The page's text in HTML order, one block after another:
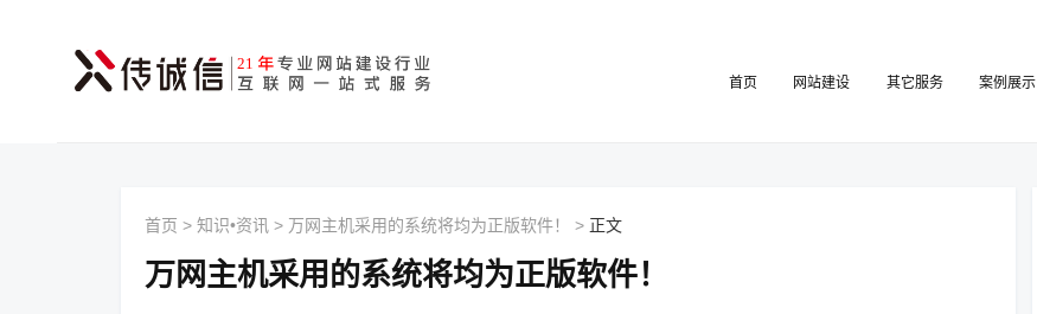
首页 网站建设 其它服务 案例展示
首页 > 知识•资讯 > 万网主机采用的系统将均为正版软件！ > 正文
万网主机采用的系统将均为正版软件！